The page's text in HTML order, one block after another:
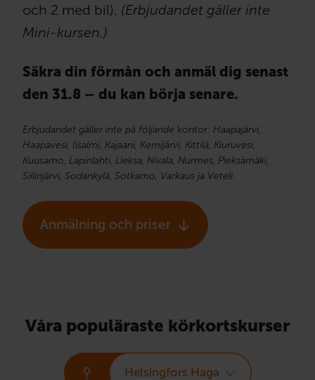
och 2 med bil). (Erbjudandet gäller inte
Mini-kursen.)
Säkra din förmån och anmäl dig senast
den 31.8 – du kan börja senare.
Erbjudandet gäller inte på följande kontor: Haapajärvi,
Haapavesi, Iisalmi, Kajaani, Kemijärvi, Kittilä, Kiuruvesi,
Kuusamo, Lapinlahti, Lieksa, Nivala, Nurmes, Pieksämäki,
Siilinjärvi, Sodankylä, Sotkamo, Varkaus ja Veteli.
Anmälning och priser
Våra populäraste körkortskurser
Helsingfors Haga